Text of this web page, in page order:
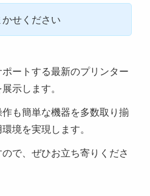
せください
ートする最新のプリンター
示します。
も簡単な機器を多数取り揃
境を実現します。
で、ぜひお立ち寄りくださ